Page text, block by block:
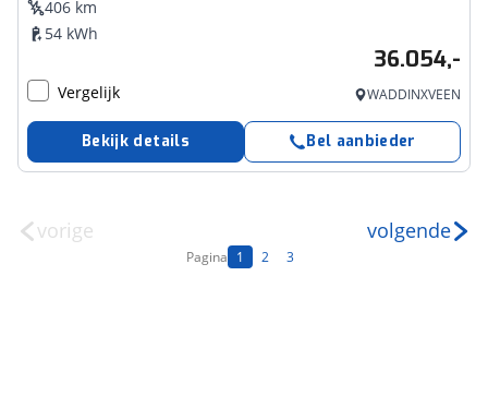
406 km
54 kWh
36.054,-
Vergelijk WADDINXVEEN
Bekijk details Bel aanbieder
vorige
Pagina 1 2 3
volgende